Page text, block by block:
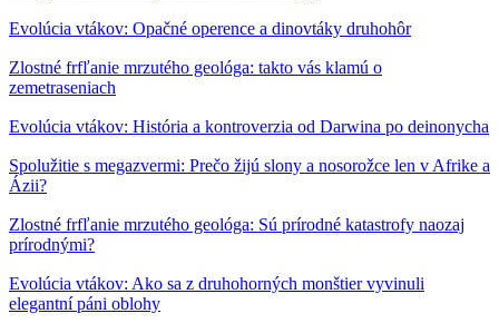
Evolúcia vtákov: Opačné operence a dinovtáky druhohôr
Zlostné frfľanie mrzutého geológa: takto vás klamú o
zemetraseniach
Evolúcia vtákov: História a kontroverzia od Darwina po deinonycha
Spolužitie s megazvermi: Prečo žijú slony a nosorožce len v Afrike a
Ázii?
Zlostné frfľanie mrzutého geológa: Sú prírodné katastrofy naozaj
prírodnými?
Evolúcia vtákov: Ako sa z druhohorných monštier vyvinuli
elegantní páni oblohy